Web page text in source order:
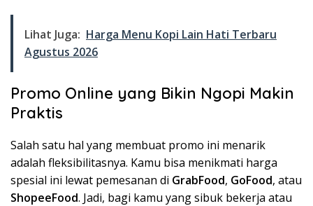
Lihat Juga: Harga Menu Kopi Lain Hati Terbaru
Agustus 2026
Promo Online yang Bikin Ngopi Makin
Praktis
Salah satu hal yang membuat promo ini menarik
adalah fleksibilitasnya. Kamu bisa menikmati harga
spesial ini lewat pemesanan di GrabFood, GoFood, atau
ShopeeFood. Jadi, bagi kamu yang sibuk bekerja atau